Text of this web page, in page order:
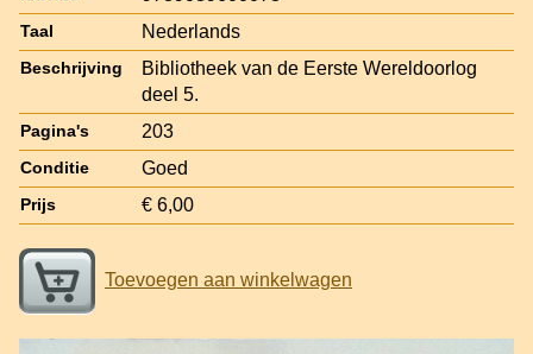
Taal Nederlands
Beschrijving
Bibliotheek van de Eerste Wereldoorlog
deel 5.
Pagina's 203
Conditie Goed
Prijs € 6,00
Toevoegen aan winkelwagen